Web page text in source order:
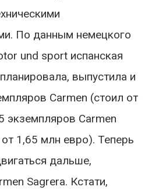
По данным немецкого
und sport испанская
выпустила и
Carmen (стоил от
экземпляров Carmen
1,65 млн евро). Теперь
дальше,
Sagrera. Кстати,